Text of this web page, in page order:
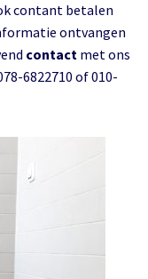
contant betalen
ontvangen
contact met ons
6822710 of 010-